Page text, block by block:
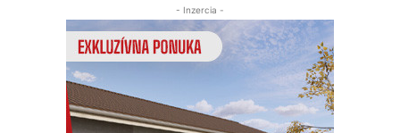
- Inzercia -